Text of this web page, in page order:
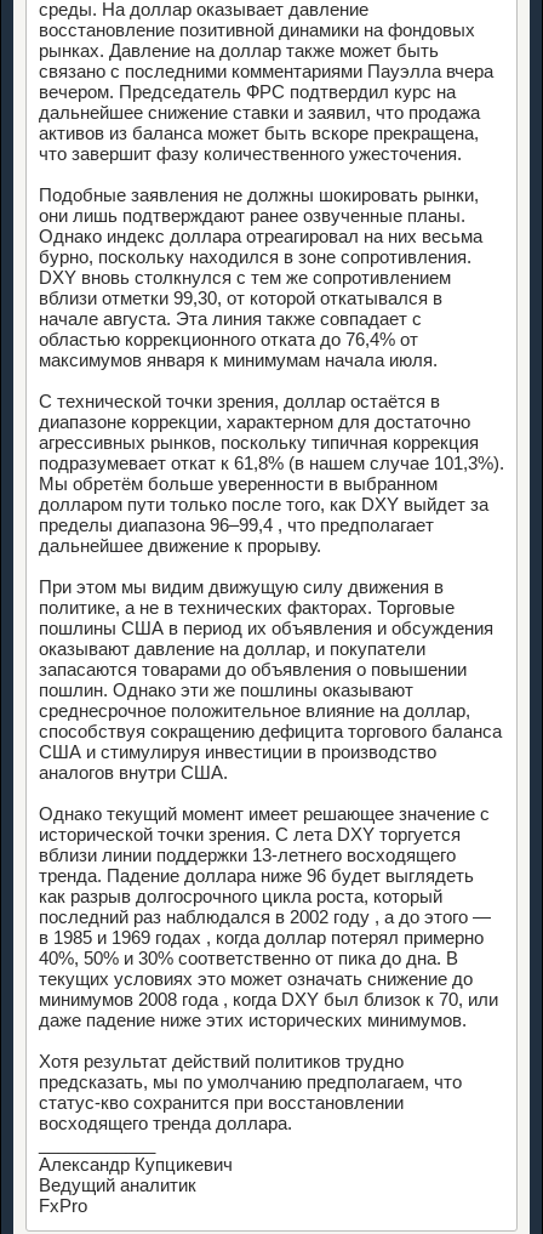
среды. На доллар оказывает давление
восстановление позитивной динамики на фондовых
рынках. Давление на доллар также может быть
связано с последними комментариями Пауэлла вчера
вечером. Председатель ФРС подтвердил курс на
дальнейшее снижение ставки и заявил, что продажа
активов из баланса может быть вскоре прекращена,
что завершит фазу количественного ужесточения.
Подобные заявления не должны шокировать рынки,
они лишь подтверждают ранее озвученные планы.
Однако индекс доллара отреагировал на них весьма
бурно, поскольку находился в зоне сопротивления.
DXY вновь столкнулся с тем же сопротивлением
вблизи отметки 99,30, от которой откатывался в
начале августа. Эта линия также совпадает с
областью коррекционного отката до 76,4% от
максимумов января к минимумам начала июля.
С технической точки зрения, доллар остаётся в
диапазоне коррекции, характерном для достаточно
агрессивных рынков, поскольку типичная коррекция
подразумевает откат к 61,8% (в нашем случае 101,3%).
Мы обретём больше уверенности в выбранном
долларом пути только после того, как DXY выйдет за
пределы диапазона 96–99,4 , что предполагает
дальнейшее движение к прорыву.
При этом мы видим движущую силу движения в
политике, а не в технических факторах. Торговые
пошлины США в период их объявления и обсуждения
оказывают давление на доллар, и покупатели
запасаются товарами до объявления о повышении
пошлин. Однако эти же пошлины оказывают
среднесрочное положительное влияние на доллар,
способствуя сокращению дефицита торгового баланса
США и стимулируя инвестиции в производство
аналогов внутри США.
Однако текущий момент имеет решающее значение с
исторической точки зрения. С лета DXY торгуется
вблизи линии поддержки 13-летнего восходящего
тренда. Падение доллара ниже 96 будет выглядеть
как разрыв долгосрочного цикла роста, который
последний раз наблюдался в 2002 году , а до этого —
в 1985 и 1969 годах , когда доллар потерял примерно
40%, 50% и 30% соответственно от пика до дна. В
текущих условиях это может означать снижение до
минимумов 2008 года , когда DXY был близок к 70, или
даже падение ниже этих исторических минимумов.
Хотя результат действий политиков трудно
предсказать, мы по умолчанию предполагаем, что
статус-кво сохранится при восстановлении
восходящего тренда доллара.
Александр Купцикевич
Ведущий аналитик
FxPro